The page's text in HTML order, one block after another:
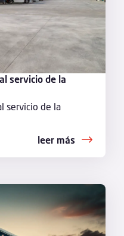
servicio de la
servicio de la
leer más